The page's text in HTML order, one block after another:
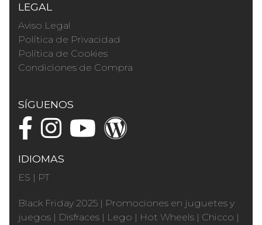
LEGAL
Aviso Legal
Política de Privacidad
Política de Cookies
Condiciones de Compra
SÍGUENOS
IDIOMAS
ES | PT
Black Friday 2025 | Promociones en juguetes y
juegos | Disfraces | Lego | Hot Wheels | Chicco |